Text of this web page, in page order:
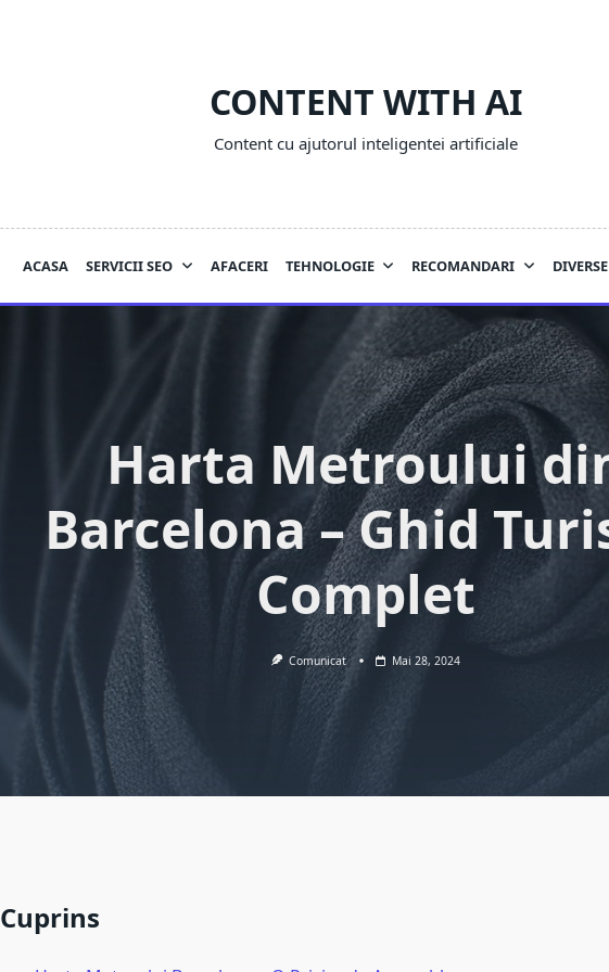
CONTENT WITH AI
Content cu ajutorul inteligentei artificiale
ACASA SERVICII SEO AFACERI TEHNOLOGIE RECOMANDARI DIVERSE
Harta Metroului
Barcelona – Ghid
Complet
Comunicat Mai 28, 2024
Cuprins